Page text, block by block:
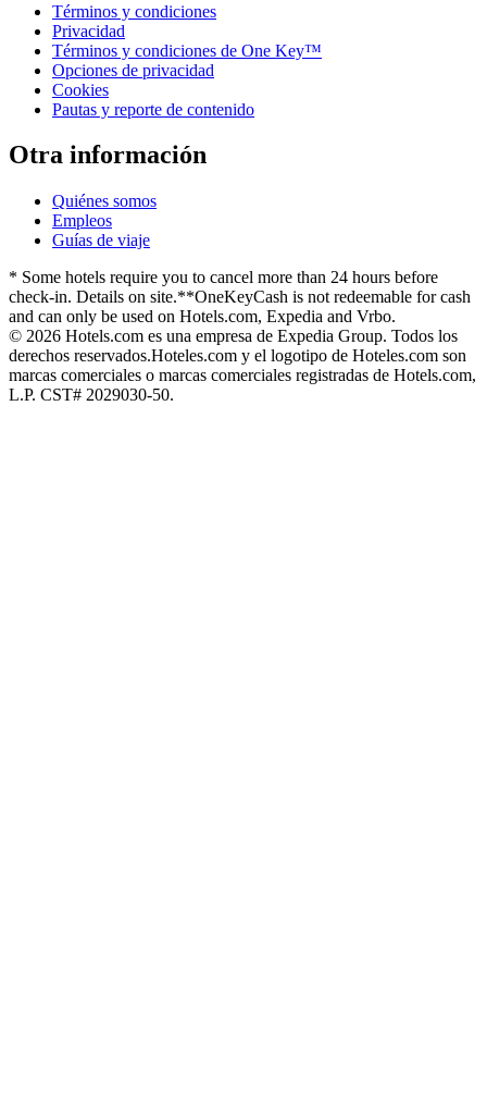
Términos y condiciones
Privacidad
Términos y condiciones de One Key™
Opciones de privacidad
Cookies
Pautas y reporte de contenido
Otra información
Quiénes somos
Empleos
Guías de viaje
* Some hotels require you to cancel more than 24 hours before
check-in. Details on site.**OneKeyCash is not redeemable for cash
and can only be used on Hotels.com, Expedia and Vrbo.
© 2026 Hotels.com es una empresa de Expedia Group. Todos los
derechos reservados.Hoteles.com y el logotipo de Hoteles.com son
marcas comerciales o marcas comerciales registradas de Hotels.com,
L.P. CST# 2029030-50.